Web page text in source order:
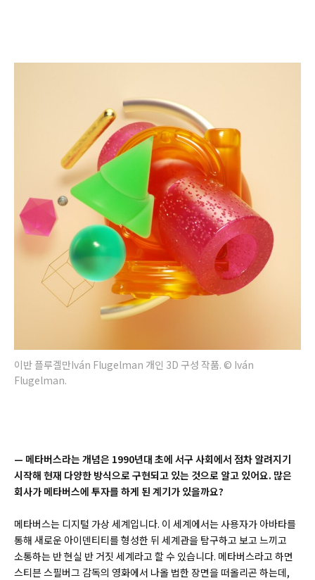
이반 플루겔만Iván Flugelman 개인 3D 구성 작품. © Iván
Flugelman.
— 메타버스라는 개념은 1990년대 초에 서구 사회에서 점차 알려지기
시작해 현재 다양한 방식으로 구현되고 있는 것으로 알고 있어요. 많은
회사가 메타버스에 투자를 하게 된 계기가 있을까요?
메타버스는 디지털 가상 세계입니다. 이 세계에서는 사용자가 아바타를
통해 새로운 아이덴티티를 형성한 뒤 세계관을 탐구하고 보고 느끼고
소통하는 반 현실 반 거짓 세계라고 할 수 있습니다. 메타버스라고 하면
스티븐 스필버그 감독의 영화에서 나올 법한 장면을 떠올리곤 하는데,